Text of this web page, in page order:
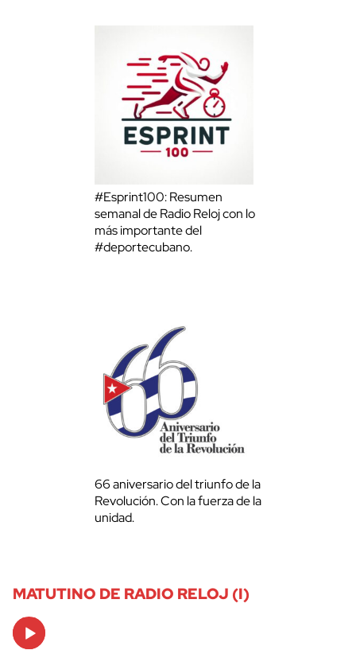
#Esprint100: Resumen
semanal de Radio Reloj con lo
más importante del
#deportecubano.
66 aniversario del triunfo de la
Revolución. Con la fuerza de la
unidad.
MATUTINO DE RADIO RELOJ (I)
Audio
Player